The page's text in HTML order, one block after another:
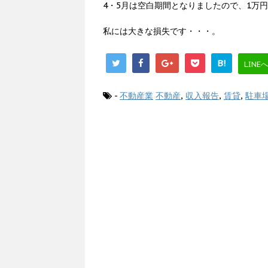
4・5月は空白期間となりましたので、1万円
私には大きな損失です・・・。
B! LINE
- 不動産業 不動産, 収入報告, 賃貸,駐車